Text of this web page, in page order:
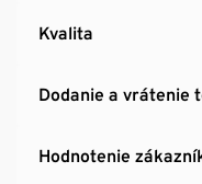
Kvalita
Dodanie a vrátenie
Hodnotenie